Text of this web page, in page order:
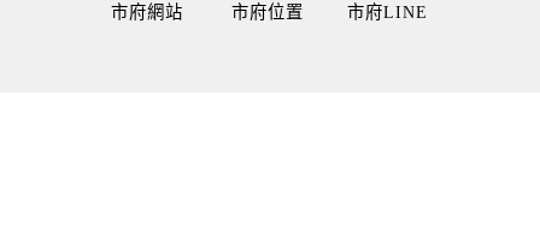
市府網站 市府位置 市府LINE